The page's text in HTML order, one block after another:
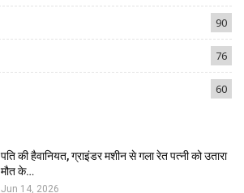
90
76
60
पति की हैवानियत, ग्राइंडर मशीन से गला रेत पत्नी को उतारा
मौत के…
Jun 14, 2026